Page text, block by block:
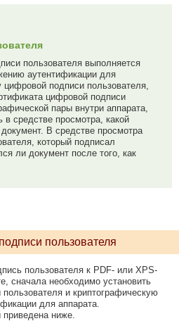
пользователя выполняется
аутентификации для
цифровой подписи пользователя,
цифровой подписи
пары внутри аппарата,
в средстве просмотра, какой
В средстве просмотра
который подписал
ли документ после того, как
пользователя
пользователя к PDF- или XPS-
сначала необходимо установить
и криптографическую
для аппарата.
приведена ниже.